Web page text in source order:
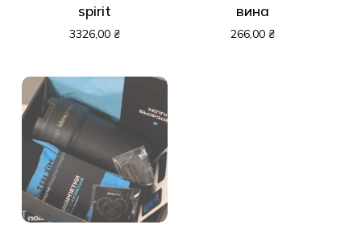
spirit
3326,00 ₴
вина
266,00 ₴